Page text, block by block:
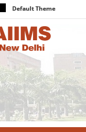
Default Theme